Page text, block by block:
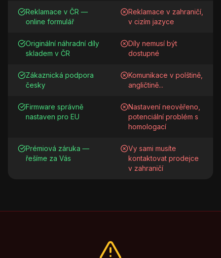
Reklamace v ČR —
online formulář
Reklamace v zahraničí,
v cizím jazyce
Originální náhradní díly
skladem v ČR
Díly nemusí být
dostupné
Zákaznická podpora
česky
Komunikace v polštině,
angličtině...
Firmware správně
nastaven pro EU
Nastavení neověřeno,
potenciální problém s
homologací
Prémiová záruka —
řešíme za Vás
Vy sami musíte
kontaktovat prodejce
v zahraničí